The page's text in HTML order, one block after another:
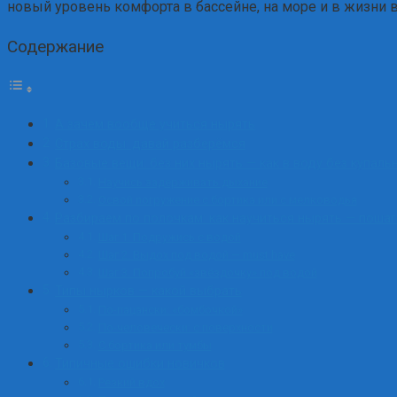
новый уровень комфорта в бассейне, на море и в жизни
Содержание